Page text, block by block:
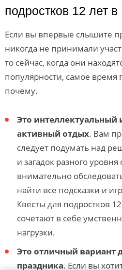
подростков 12 лет
Если вы впервые слышите
никогда не принимали
то сейчас, когда они
популярности, самое
почему.
Это интеллектуальный
активный отдых. Вам
следует подумать над
и загадок разного
внимательно
найти все подсказки и
Квесты для подростков
сочетают в себе
нагрузки.
Это отличный вариант
праздника. Если вы